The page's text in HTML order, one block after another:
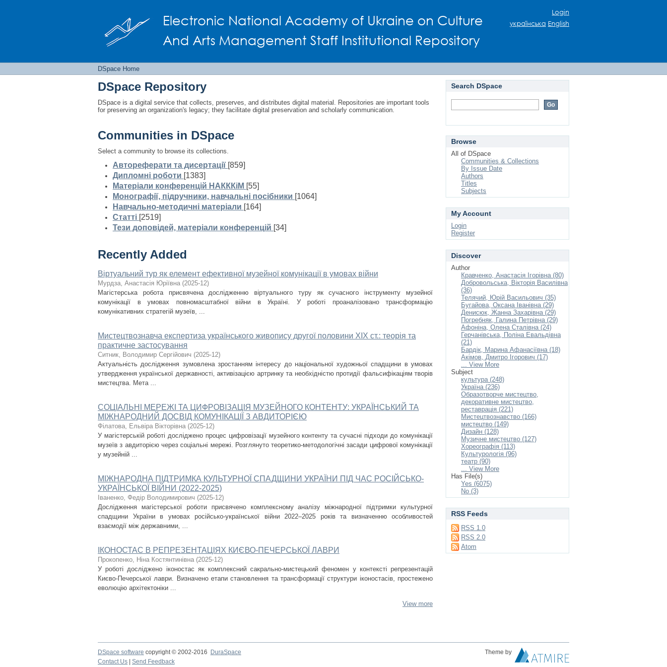
Electronic National Academy of Ukraine on Culture
And Arts Management Staff Institutional Repository
Login
українська English
DSpace Home
DSpace Repository
DSpace is a digital service that collects, preserves, and distributes digital material. Repositories are important tools
for preserving an organization's legacy; they facilitate digital preservation and scholarly communication.
Communities in DSpace
Select a community to browse its collections.
Автореферати та дисертації [859]
Дипломні роботи [1383]
Матеріали конференцій НАКККіМ [55]
Монографії, підручники, навчальні посібники [1064]
Навчально-методичні матеріали [164]
Статті [2519]
Тези доповідей, матеріали конференцій [34]
Recently Added
Віртуальний тур як елемент ефективної музейної комунікації в умовах війни
Мурдза, Анастасія Юріївна (2025-12)
Магістерська робота присвячена дослідженню віртуального туру як сучасного інструменту музейної
комунікації в умовах повномасштабної війни в Україні. У роботі проаналізовано трансформацію
комунікативних стратегій музеїв, ...
Мистецтвознавча експертиза українського живопису другої половини ХІХ ст.: теорія та
практичне застосування
Ситник, Володимир Сергійович (2025-12)
Актуальність дослідження зумовлена зростанням інтересу до національної художньої спадщини в умовах
утвердження української державності, активізацією артринку та необхідністю протидії фальсифікаціям творів
мистецтва. Мета ...
СОЦІАЛЬНІ МЕРЕЖІ ТА ЦИФРОВІЗАЦІЯ МУЗЕЙНОГО КОНТЕНТУ: УКРАЇНСЬКИЙ ТА
МІЖНАРОДНИЙ ДОСВІД КОМУНІКАЦІЇ З АВДИТОРІЄЮ
Філатова, Ельвіра Вікторівна (2025-12)
У магістерській роботі досліджено процес цифровізації музейного контенту та сучасні підходи до комунікації
музеїв з авдиторією через соціальні мережі. Розглянуто теоретико-методологічні засади цифрової комунікації
у музейній ...
МІЖНАРОДНА ПІДТРИМКА КУЛЬТУРНОЇ СПАДЩИНИ УКРАЇНИ ПІД ЧАС РОСІЙСЬКО-
УКРАЇНСЬКОЇ ВІЙНИ (2022-2025)
Іваненко, Федір Володимирович (2025-12)
Дослідження магістерської роботи присвячено комплексному аналізу міжнародної підтримки культурної
спадщини України в умовах російсько-української війни 2022–2025 років та визначенню особливостей
взаємодії між державними, ...
ІКОНОСТАС В РЕПРЕЗЕНТАЦІЯХ КИЄВО-ПЕЧЕРСЬКОЇ ЛАВРИ
Прокопенко, Ніна Костянтинівна (2025-12)
У роботі досліджено іконостас як комплексний сакрально-мистецький феномен у контексті репрезентацій
Києво-Печерської лаври. Визначено етапи становлення та трансформації структури іконостасів, простежено
еволюцію архітектоніки ...
View more
Search DSpace
Browse
All of DSpace
Communities & Collections
By Issue Date
Authors
Titles
Subjects
My Account
Login
Register
Discover
Author
Кравченко, Анастасія Ігорівна (80)
Добровольська, Вікторія Василівна
(36)
Телячий, Юрій Васильович (35)
Бугайова, Оксана Іванівна (29)
Денисюк, Жанна Захарівна (29)
Погребняк, Галина Петрівна (29)
Афоніна, Олена Сталівна (24)
Герчанівська, Поліна Евальдівна
(21)
Бардік, Марина Афанасіївна (18)
Акімов, Дмитро Ігорович (17)
... View More
Subject
культура (248)
Україна (236)
Образотворче мистецтво,
декоративне мистецтво,
реставрація (221)
Мистецтвознавство (166)
мистецтво (149)
Дизайн (128)
Музичне мистецтво (127)
Хореографія (113)
Культурологія (96)
театр (90)
... View More
Has File(s)
Yes (6075)
No (3)
RSS Feeds
RSS 1.0
RSS 2.0
Atom
DSpace software copyright © 2002-2016 DuraSpace
Theme by
Contact Us
Send Feedback